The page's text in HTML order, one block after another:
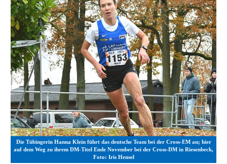
Die Tübingerin Hanna Klein führt das deutsche Team bei der Cross-EM an; hier
auf dem Weg zu ihrem DM-Titel Ende November bei der Cross-DM in Riesenbeck,
Foto: Iris Hensel